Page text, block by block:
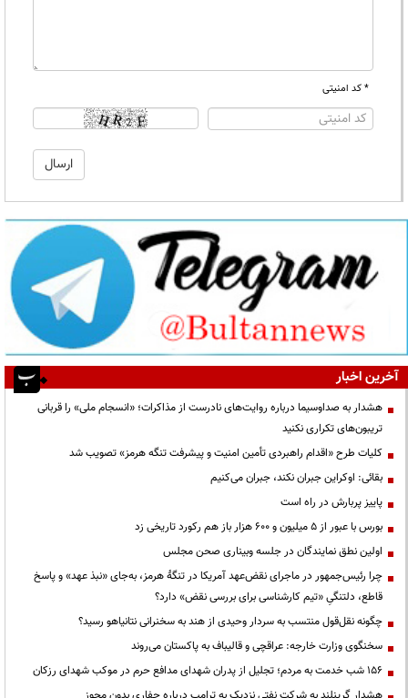
* کد امنیتی
آخرین اخبار
هشدار به صداوسیما درباره روایت‌های نادرست از مذاکرات؛ «انسجام ملی» را قربانی
تریبون‌های تکراری نکنید
کلیات طرح «اقدام راهبردی تأمین امنیت و پیشرفت تنگه هرمز» تصویب شد
بقائی: اوکراین جبران نکند، جبران می‌کنیم
پاییز پربارش در راه است
بورس با عبور از ۵ میلیون و ۶۰۰ هزار باز هم رکورد تاریخی زد
اولین نطق نمایندگان در جلسه وبیناری صحن مجلس
چرا رئیس‌جمهور در ماجرای نقض‌عهد آمریکا در تنگهٔ هرمز، به‌جای «نبذ عهد» و پاسخ
قاطع، دلتنگیِ «تیم کارشناسی برای بررسی نقض» دارد؟
چگونه نقل‌قول منتسب به سردار وحیدی از هند به سخنرانی نتانیاهو رسید؟
سخنگوی وزارت خارجه: عراقچی و قالیباف به پاکستان می‌روند
۱۵۶ شب خدمت به مردم؛ تجلیل از پدران شهدای مدافع حرم در موکب شهدای رزکان